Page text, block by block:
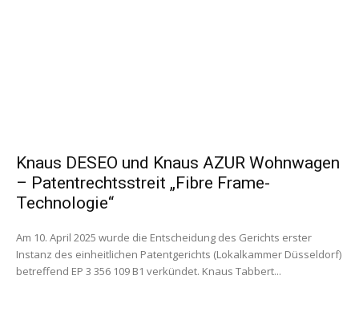
Knaus DESEO und Knaus AZUR Wohnwagen
– Patentrechtsstreit „Fibre Frame-
Technologie“
Am 10. April 2025 wurde die Entscheidung des Gerichts erster
Instanz des einheitlichen Patentgerichts (Lokalkammer Düsseldorf)
betreffend EP 3 356 109 B1 verkündet. Knaus Tabbert...